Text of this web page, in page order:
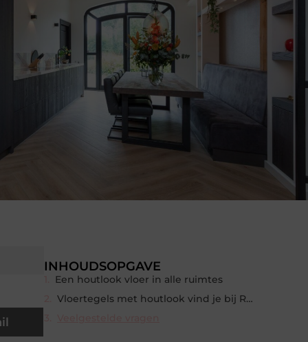
INHOUDSOPGAVE
Een houtlook vloer in alle ruimtes
Vloertegels met houtlook vind je bij Regge Tegels & Vloeren